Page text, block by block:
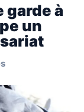
garde à
un